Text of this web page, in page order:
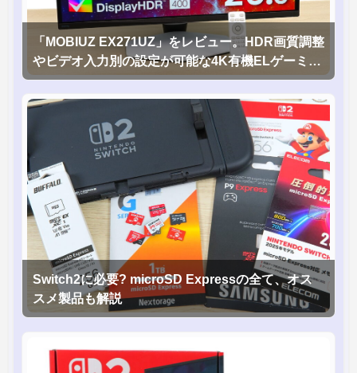
「MOBIUZ EX271UZ」をレビュー。HDR画質調整
やビデオ入力別の設定が可能な4K有機ELゲーミン
グモニタを徹底検証
Switch2に必要? microSD Expressの全て、オス
スメ製品も解説